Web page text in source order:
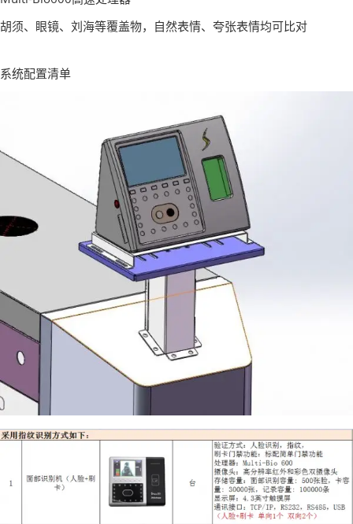
胡须、眼镜、刘海等覆盖物，自然表情、夸张表情均可比对
系统配置清单